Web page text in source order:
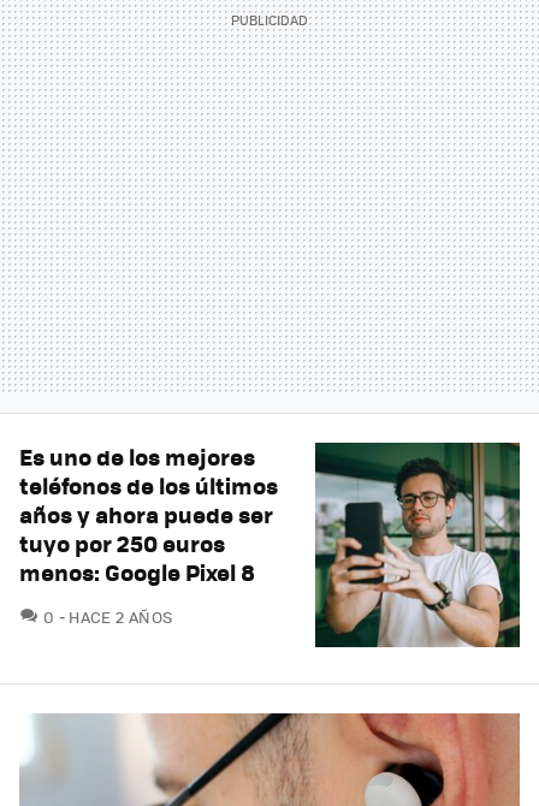
Es uno de los mejores
teléfonos de los últimos
años y ahora puede ser
tuyo por 250 euros
menos: Google Pixel 8
0 COMENTARIOS
HACE 2 AÑOS